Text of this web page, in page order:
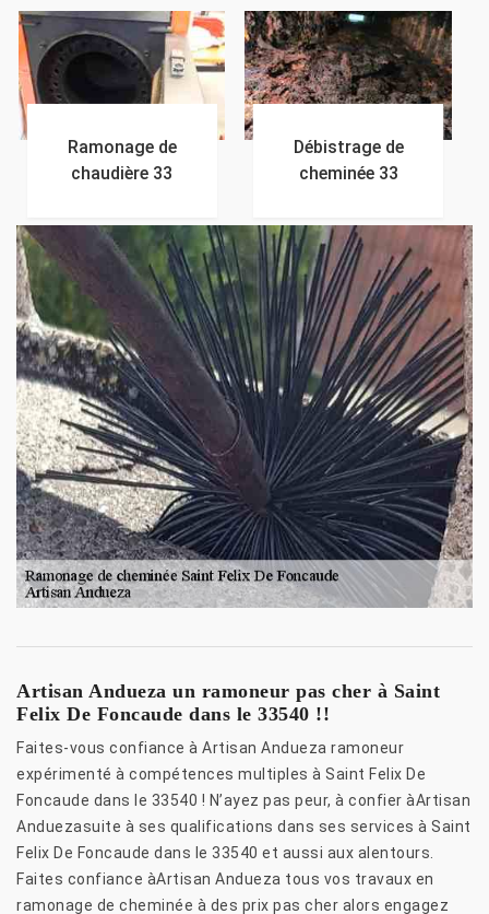
Ramonage de
chaudière 33
Débistrage de
cheminée 33
Artisan Andueza un ramoneur pas cher à Saint
Felix De Foncaude dans le 33540 !!
Faites-vous confiance à Artisan Andueza ramoneur
expérimenté à compétences multiples à Saint Felix De
Foncaude dans le 33540 ! N’ayez pas peur, à confier àArtisan
Anduezasuite à ses qualifications dans ses services à Saint
Felix De Foncaude dans le 33540 et aussi aux alentours.
Faites confiance àArtisan Andueza tous vos travaux en
ramonage de cheminée à des prix pas cher alors engagez